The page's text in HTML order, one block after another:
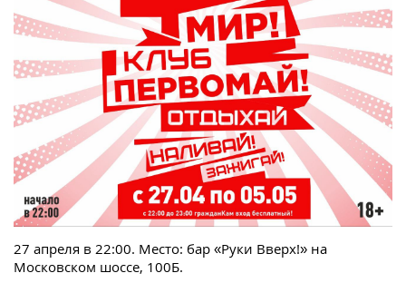
27 апреля в 22:00. Место: бар «Руки Вверх!» на
Московском шоссе, 100Б.